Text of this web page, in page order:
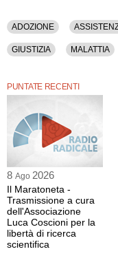
ADOZIONE
GIUSTIZIA MALATTIA
PUNTATE RECENTI
8 Ago 2026
Il Maratoneta -
Trasmissione a cura
dell'Associazione
Luca Coscioni per la
libertà di ricerca
scientifica